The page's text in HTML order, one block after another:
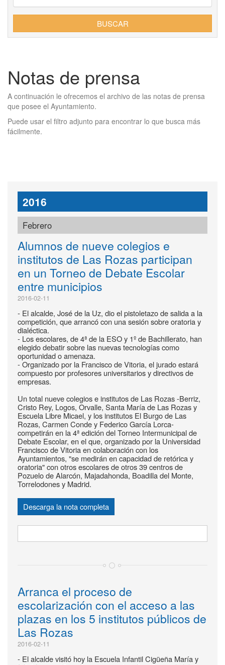
BUSCAR
Notas de prensa
A continuación le ofrecemos el archivo de las notas de prensa
que posee el Ayuntamiento.
Puede usar el filtro adjunto para encontrar lo que busca más
fácilmente.
2016
Febrero
Alumnos de nueve colegios e
institutos de Las Rozas participan
en un Torneo de Debate Escolar
entre municipios
2016-02-11
- El alcalde, José de la Uz, dio el pistoletazo de salida a la
competición, que arrancó con una sesión sobre oratoria y
dialéctica.
- Los escolares, de 4ª de la ESO y 1º de Bachillerato, han
elegido debatir sobre las nuevas tecnologías como
oportunidad o amenaza.
- Organizado por la Francisco de Vitoria, el jurado estará
compuesto por profesores universitarios y directivos de
empresas.
Un total nueve colegios e institutos de Las Rozas -Berriz,
Cristo Rey, Logos, Orvalle, Santa María de Las Rozas y
Escuela Libre Micael, y los institutos El Burgo de Las
Rozas, Carmen Conde y Federico García Lorca-
competirán en la 4ª edición del Torneo Intermunicipal de
Debate Escolar, en el que, organizado por la Universidad
Francisco de Vitoria en colaboración con los
Ayuntamientos, "se medirán en capacidad de retórica y
oratoria" con otros escolares de otros 39 centros de
Pozuelo de Alarcón, Majadahonda, Boadilla del Monte,
Torrelodones y Madrid.
Descarga la nota completa
Arranca el proceso de
escolarización con el acceso a las
plazas en los 5 institutos públicos de
Las Rozas
2016-02-11
- El alcalde visitó hoy la Escuela Infantil Cigüeña María y